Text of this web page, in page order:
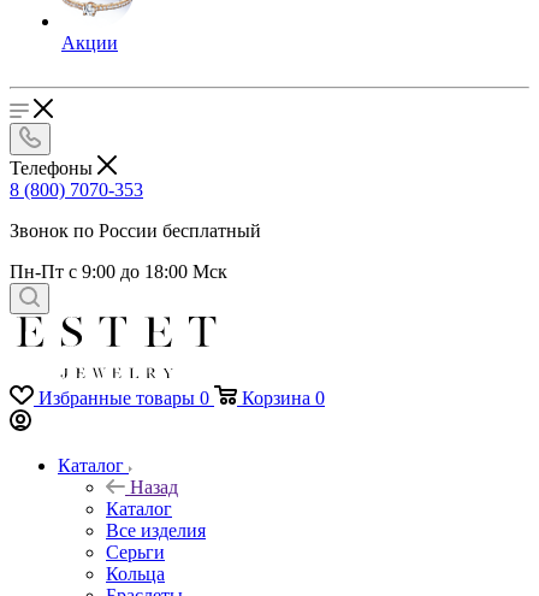
Акции
Телефоны
8 (800) 7070-353
Звонок по России бесплатный
Пн-Пт с 9:00 до 18:00 Мск
Избранные товары 0 Корзина 0
Каталог
Назад
Каталог
Все изделия
Серьги
Кольца